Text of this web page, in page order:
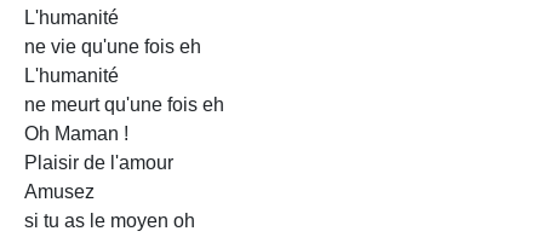
L'humanité
ne vie qu'une fois eh
L'humanité
ne meurt qu'une fois eh
Oh Maman !
Plaisir de l'amour
Amusez
si tu as le moyen oh